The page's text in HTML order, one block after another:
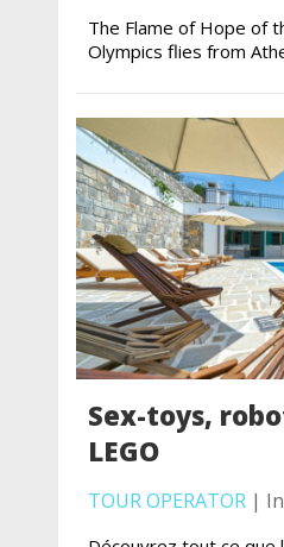
The Flame of Hope of
Olympics flies from
Sex-toys,
LEGO
TOUR OPERATOR|